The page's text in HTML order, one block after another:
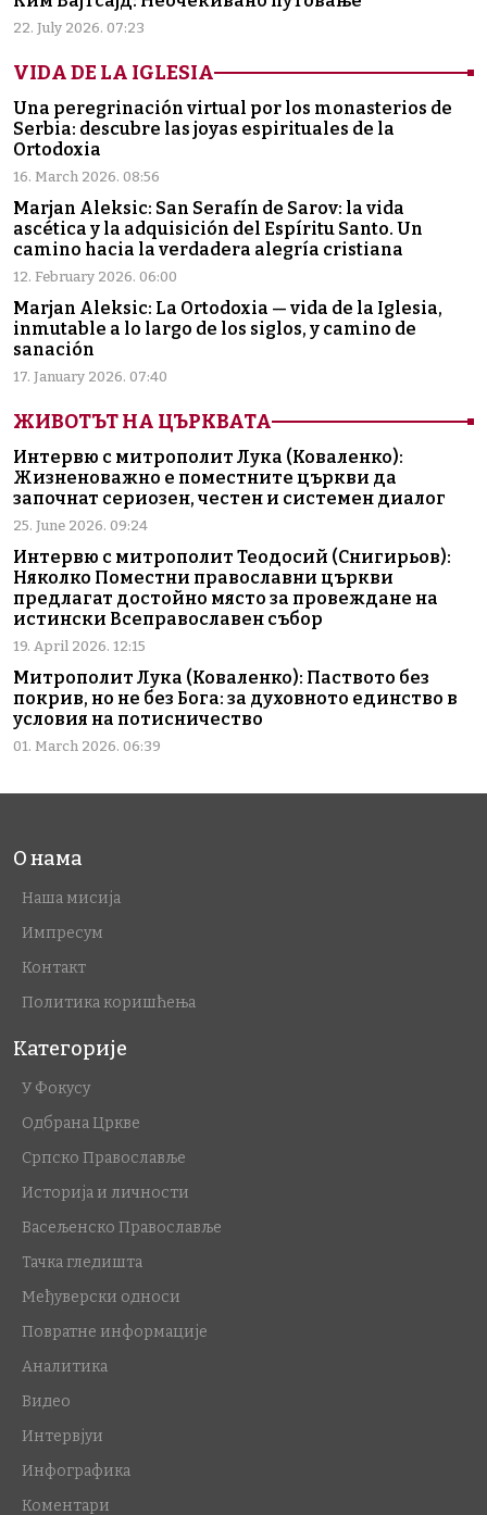
22. July 2026. 07:23
VIDA DE LA IGLESIA
Una peregrinación virtual por los monasterios de
Serbia: descubre las joyas espirituales de la
Ortodoxia
16. March 2026. 08:56
Marjan Aleksic: San Serafín de Sarov: la vida
ascética y la adquisición del Espíritu Santo. Un
camino hacia la verdadera alegría cristiana
12. February 2026. 06:00
Marjan Aleksic: La Ortodoxia — vida de la Iglesia,
inmutable a lo largo de los siglos, y camino de
sanación
17. January 2026. 07:40
ЖИВОТЪТ НА ЦЪРКВАТА
Интервю с митрополит Лука (Коваленко):
Жизненоважно е поместните църкви да
започнат сериозен, честен и системен диалог
25. June 2026. 09:24
Интервю с митрополит Теодосий (Снигирьов):
Няколко Поместни православни църкви
предлагат достойно място за провеждане на
истински Всеправославен събор
19. April 2026. 12:15
Митрополит Лука (Коваленко): Паството без
покрив, но не без Бога: за духовното единство в
условия на потисничество
01. March 2026. 06:39
О нама
Наша мисија
Импресум
Контакт
Политика коришћења
Категорије
У Фокусу
Одбрана Цркве
Српско Православље
Историја и личности
Васељенско Православље
Тачка гледишта
Међуверски односи
Повратне информације
Аналитика
Видео
Интервјуи
Инфографика
Коментари